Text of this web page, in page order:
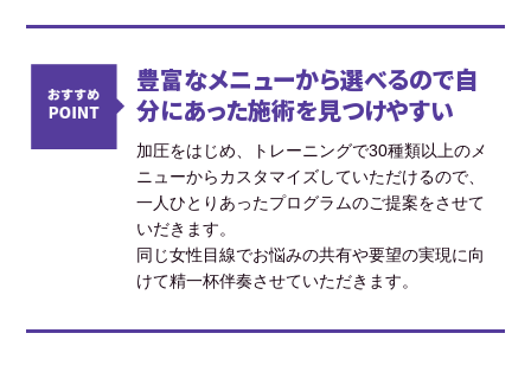
豊富なメニューから選べるので自
分にあった施術を見つけやすい
加圧をはじめ、トレーニングで30種類以上のメ
ニューからカスタマイズしていただけるので、
一人ひとりあったプログラムのご提案をさせて
いだきます。
同じ女性目線でお悩みの共有や要望の実現に向
けて精一杯伴奏させていただきます。